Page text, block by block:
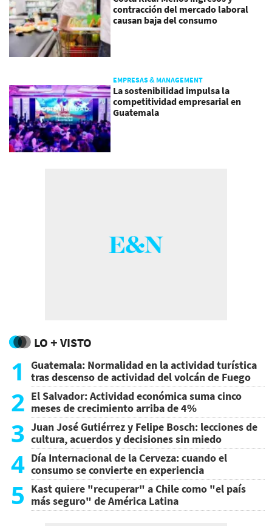
contracción del mercado laboral
causan baja del consumo
EMPRESAS & MANAGEMENT
La sostenibilidad impulsa la
competitividad empresarial en
Guatemala
LO + VISTO
1
Guatemala: Normalidad en la actividad turística
tras descenso de actividad del volcán de Fuego
2 El Salvador: Actividad económica suma cinco
meses de crecimiento arriba de 4%
3 Juan José Gutiérrez y Felipe Bosch: lecciones de
cultura, acuerdos y decisiones sin miedo
4 Día Internacional de la Cerveza: cuando el
consumo se convierte en experiencia
5 Kast quiere "recuperar" a Chile como "el país
más seguro" de América Latina